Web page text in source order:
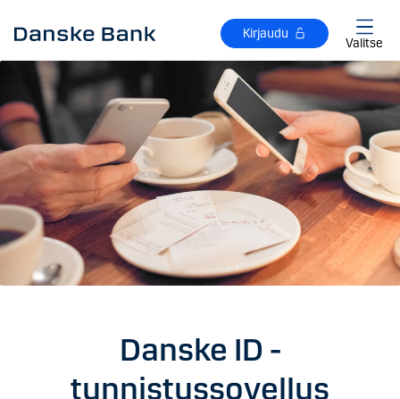
Kirjaudu
Valitse
Danske ID -
tunnistussovellus